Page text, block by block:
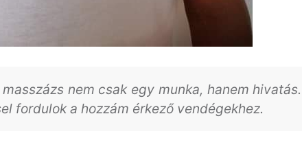
nem csak egy munka, hanem
fordulok a hozzám érkező vendégekhez.